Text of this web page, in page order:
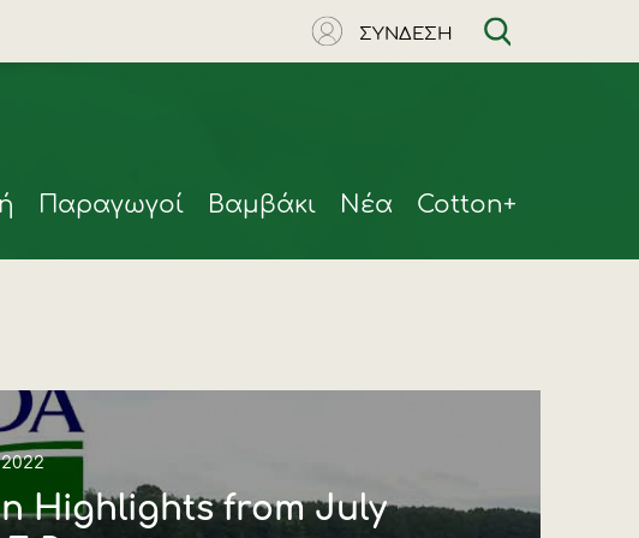
ΣΥΝΔΕΣΗ
Παραγωγοί Βαμβάκι Νέα Cotton+
2022
Highlights from July